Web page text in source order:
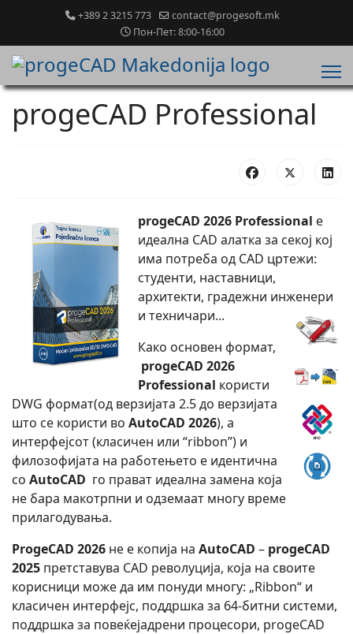
+389 2 3215 773
contact@progesoft.mk
Пон-Пет: 8:00-16:00
progeCAD Professional
progeCAD 2026 Professional е
идеална CAD алатка за секој кој
има потреба од CAD цртежи:
студенти, наставници,
архитекти, градежни инженери
и техничари...
Како основен формат,
progeCAD 2026
Professional користи
DWG формат(од верзијата 2.5 до верзијата
што се користи во AutoCAD 2026), а
интерфејсот (класичен или “ribbon”) и
филозофијата на работењето е идентична
со AutoCAD го прават идеална замена која
не бара макотрпни и одземаат многу време
прилагодувања.
ProgeCAD 2026 не е копија на AutoCAD – progeCAD
2025 претставува CAD револуција, која на своите
корисници може да им понуди многу: „Ribbon“ и
класичен интерфејс, поддршка за 64-битни системи,
поддршка за повеќејадрени процесори, progeCAD